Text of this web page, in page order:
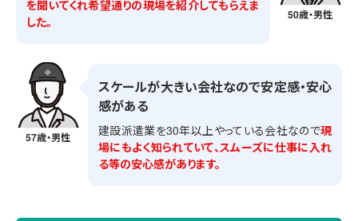
50歳・男性
を聞いてくれ希望通りの現場を紹介してもらえま
した。
57歳・男性
スケールが大きい会社なので安定感・安心
感がある
建設派遣業を30年以上やっている会社なので現
場にもよく知られていて、スムーズに仕事に入れ
る等の安心感があります。